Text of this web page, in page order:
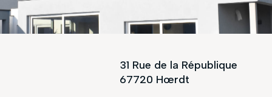
31 Rue de la République
67720 Hœrdt